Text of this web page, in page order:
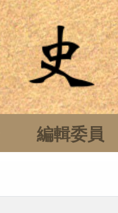
編輯委員